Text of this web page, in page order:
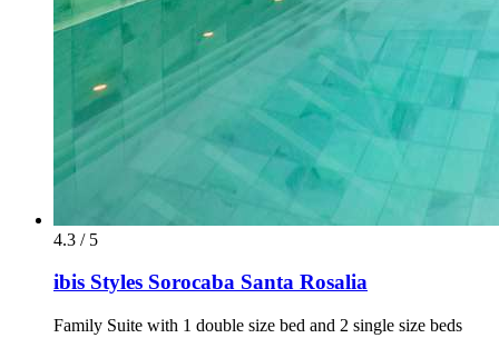
4.3 / 5
ibis Styles Sorocaba Santa Rosalia
Family Suite with 1 double size bed and 2 single size beds